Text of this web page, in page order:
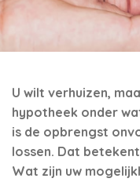
U wilt verhuizen,
hypotheek onder
is de opbrengst
lossen. Dat
Wat zijn uw